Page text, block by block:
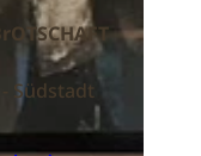
- Südstadt